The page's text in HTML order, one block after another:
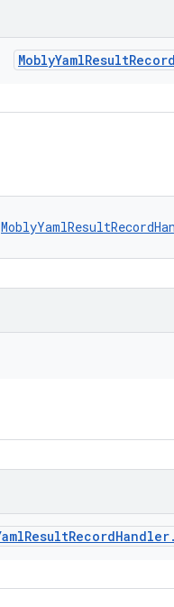
MoblyYamlResultRecord
ResultRecordHandler.